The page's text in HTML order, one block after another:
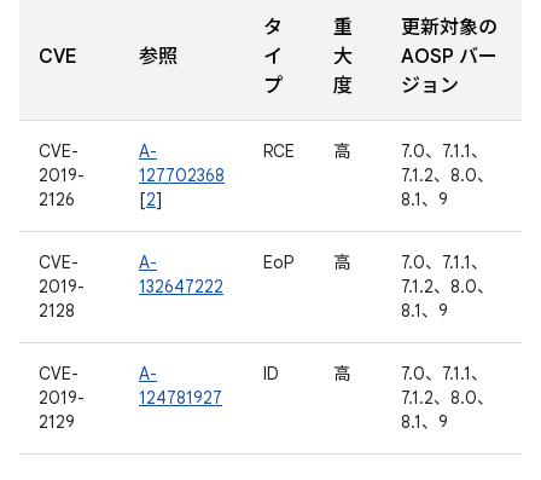
CVE 参照
タ
イ
プ
重
大
度
更新対象の
AOSP バー
ジョン
CVE-
2019-
2126
A-
127702368
[2]
RCE 高
7.0、7.1.1、
7.1.2、8.0、
8.1、9
CVE-
2019-
2128
A-
132647222
EoP 高
7.0、7.1.1、
7.1.2、8.0、
8.1、9
CVE-
2019-
2129
A-
124781927
ID 高
7.0、7.1.1、
7.1.2、8.0、
8.1、9